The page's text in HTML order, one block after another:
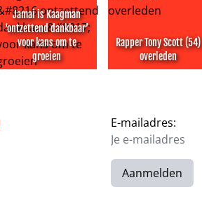
Jamai is Kaagman
‘ontzettend dankbaar’
voor kans om te
groeien
Rapper Tony Scott (54)
overleden
E-mailadres:
Aanmelden